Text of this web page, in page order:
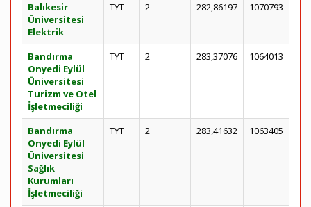
Balıkesir
Üniversitesi
Elektrik
TYT 2 282,86197 1070793
Bandırma
Onyedi Eylül
Üniversitesi
Turizm ve Otel
İşletmeciliği
TYT 2 283,37076 1064013
Bandırma
Onyedi Eylül
Üniversitesi
Sağlık
Kurumları
İşletmeciliği
TYT 2 283,41632 1063405